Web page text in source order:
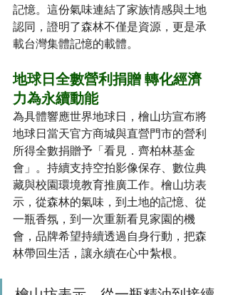
記憶。這份氣味連結了家族情感與土地
認同，證明了森林不僅是資源，更是承
載台灣集體記憶的載體。
地球日全數營利捐贈 轉化經濟
力為永續動能
為具體響應世界地球日，檜山坊宣布將
地球日當天官方商城與直營門市的營利
所得全數捐贈予「看見．齊柏林基金
會」。持續支持空拍影像保存、數位典
藏與校園環境教育推廣工作。檜山坊表
示，從森林的氣味，到土地的記憶、從
一瓶香氛，到一次重新看見家園的機
會，品牌希望持續透過自身行動，把森
林帶回生活，讓永續在心中紮根。